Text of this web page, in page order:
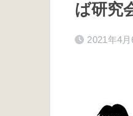
ば研究
2021年4月